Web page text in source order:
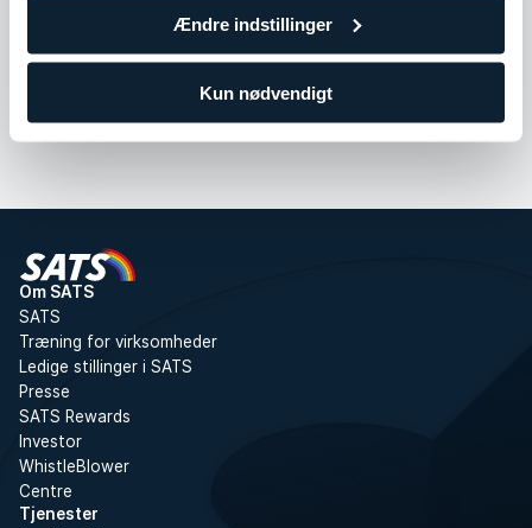
Ændre indstillinger
Kun nødvendigt
venteliste
Om SATS
SATS
Træning for virksomheder
Ledige stillinger i SATS
Presse
SATS Rewards
Investor
WhistleBlower
Centre
Tjenester